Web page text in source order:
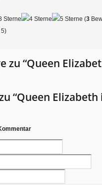
(3
5)
zu “Queen
“Queen